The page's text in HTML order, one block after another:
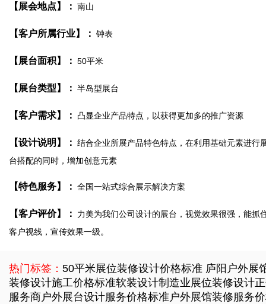
【展会地点】： 南山
【客户所属行业】： 钟表
【展台面积】： 50平米
【展台类型】： 半岛型展台
【客户需求】： 凸显企业产品特点，以获得更加多的推广资源
【设计说明】： 结合企业所展产品特色特点，在利用基础元素进行
台搭配的同时，增加创意元素
【特色服务】： 全国一站式综合展示解决方案
【客户评价】：
力美为我们公司设计的展台，视觉效果很强，能抓
客户视线，宣传效果一级。
热门标签： 50平米展位装修设计价格标准 庐阳户外展
装修设计施工价格标准软装设计制造业展位装修设计
服务商 户外展台设计服务价格标准 户外展馆装修服务